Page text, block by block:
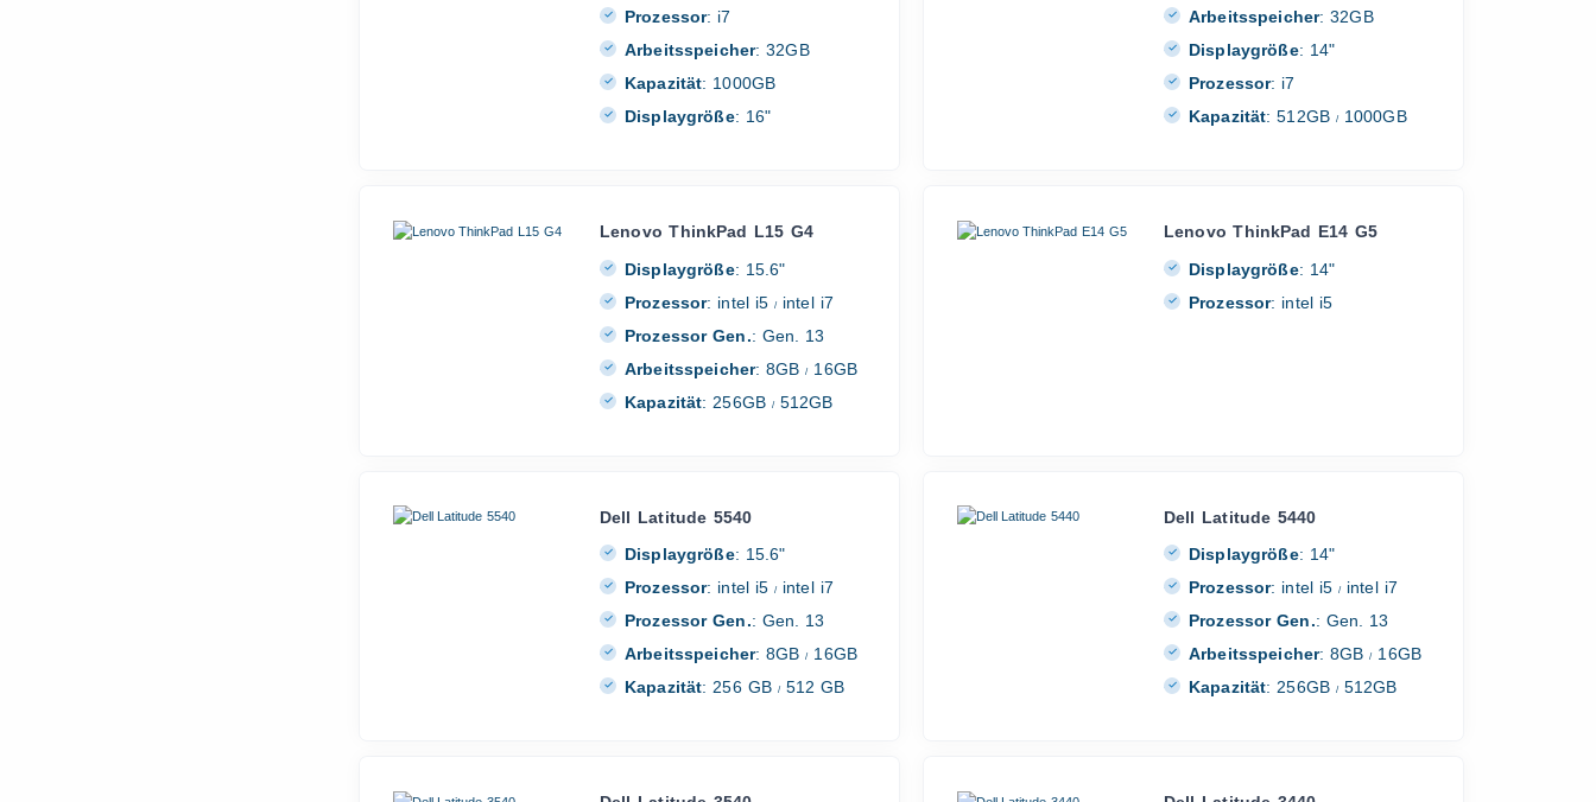
Prozessor: i7
Arbeitsspeicher: 32GB
Kapazität: 1000GB
Displaygröße: 16"
Arbeitsspeicher: 32GB
Displaygröße: 14"
Prozessor: i7
Kapazität: 512GB / 1000GB
Lenovo ThinkPad L15 G4
Displaygröße: 15.6"
Prozessor: intel i5 / intel i7
Prozessor Gen.: Gen. 13
Arbeitsspeicher: 8GB/ 16GB
Kapazität: 256GB / 512GB
Lenovo ThinkPad E14 G5
Displaygröße: 14"
Prozessor: intel i5
Dell Latitude 5540
Displaygröße: 15.6"
Prozessor: intel i5 / intel i7
Prozessor Gen.: Gen. 13
Arbeitsspeicher: 8GB/ 16GB
Kapazität: 256 GB /512 GB
Dell Latitude 5440
Displaygröße: 14"
Prozessor: intel i5 / intel i7
Prozessor Gen.: Gen. 13
Arbeitsspeicher: 8GB/ 16GB
Kapazität: 256GB / 512GB